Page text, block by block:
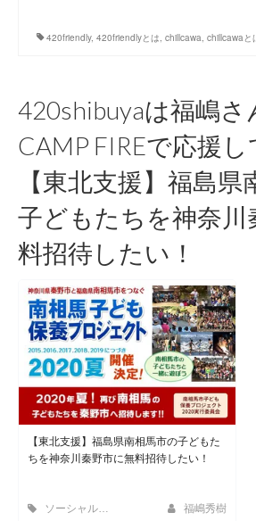
420friendly, 420friendlyとは chillcawa chillcawaと
420shibuyaは福嶋さ
CAMP FIREで応援
【東北支援】福島県
子どもたちを神奈川
料招待したい！